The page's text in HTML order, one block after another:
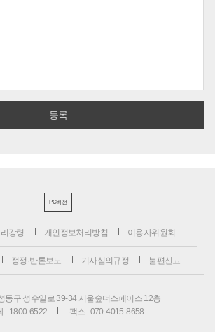
PC버전
강령 개인정보처리방침 이용자위원회
정정·반론보도 기사심의규정 불편신고
동구 성수일로 39-34 서울숲더스페이스 12층
: 1800-6522
팩스 : 070-4015-8658